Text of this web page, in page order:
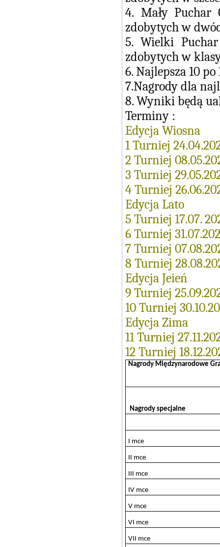
4. Mały
zdobytych w
5. Wielki
zdobytych w
6. Najlepsza 10
7.Nagrody dla
8. Wyniki będą
Terminy :
Edycja Wiosna
1 Turniej
2 Turniej
3 Turniej
4 Turniej
Edycja Lato
5 Turniej 17.07.
6 Turniej
7 Turniej
8 Turniej
Edycja Jeień
9 Turniej
10 Turniej
Edycja Zima
11 Turniej
12 Turniej
Nagrody Międzynarodowe
Nagrody specjalne
I mce
II mce
III mce
IV mce
V mce
VI mce
VII mce